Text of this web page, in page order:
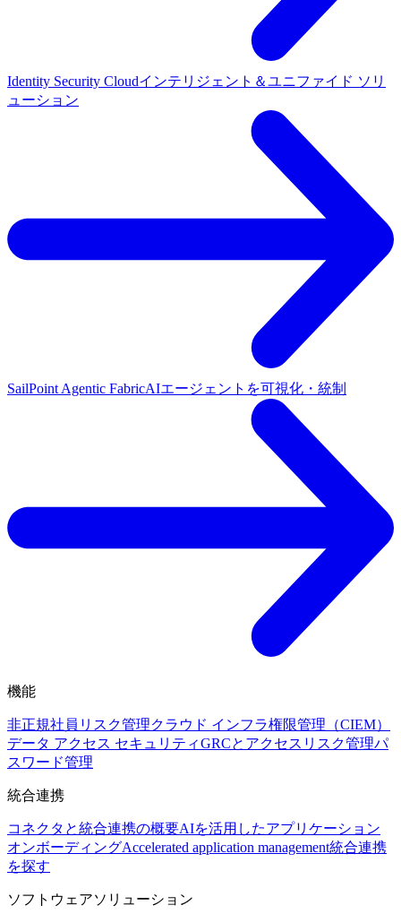
Identity Security Cloudインテリジェント＆ユニファイド ソリ
ューション
SailPoint Agentic FabricAIエージェントを可視化・統制
機能
非正規社員リスク管理クラウド インフラ権限管理（CIEM）
データ アクセス セキュリティGRCとアクセスリスク管理パ
スワード管理
統合連携
コネクタと統合連携の概要AIを活用したアプリケーション
オンボーディングAccelerated application management統合連携
を探す
ソフトウェアソリューション